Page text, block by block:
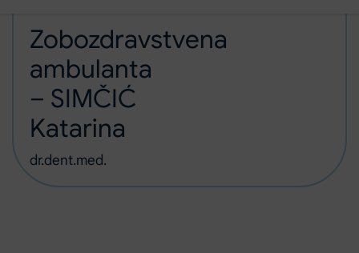
Zobozdravstvena
ambulanta
– SIMČIĆ
Katarina
dr.dent.med.